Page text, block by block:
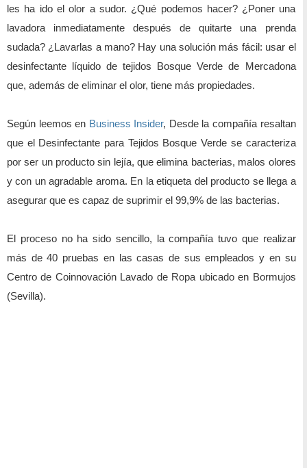
les ha ido el olor a sudor. ¿Qué podemos hacer? ¿Poner una
lavadora inmediatamente después de quitarte una prenda
sudada? ¿Lavarlas a mano? Hay una solución más fácil: usar el
desinfectante líquido de tejidos Bosque Verde de Mercadona
que, además de eliminar el olor, tiene más propiedades.
Según leemos en Business Insider, Desde la compañía resaltan
que el Desinfectante para Tejidos Bosque Verde se caracteriza
por ser un producto sin lejía, que elimina bacterias, malos olores
y con un agradable aroma. En la etiqueta del producto se llega a
asegurar que es capaz de suprimir el 99,9% de las bacterias.
El proceso no ha sido sencillo, la compañía tuvo que realizar
más de 40 pruebas en las casas de sus empleados y en su
Centro de Coinnovación Lavado de Ropa ubicado en Bormujos
(Sevilla).